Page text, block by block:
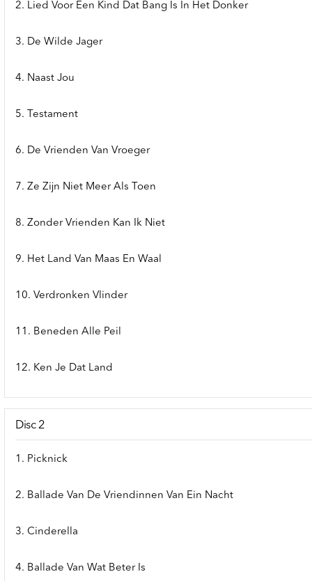
2. Lied Voor Een Kind Dat Bang Is In Het Donker
3. De Wilde Jager
4. Naast Jou
5. Testament
6. De Vrienden Van Vroeger
7. Ze Zijn Niet Meer Als Toen
8. Zonder Vrienden Kan Ik Niet
9. Het Land Van Maas En Waal
10. Verdronken Vlinder
11. Beneden Alle Peil
12. Ken Je Dat Land
Disc 2
1. Picknick
2. Ballade Van De Vriendinnen Van Ein Nacht
3. Cinderella
4. Ballade Van Wat Beter Is